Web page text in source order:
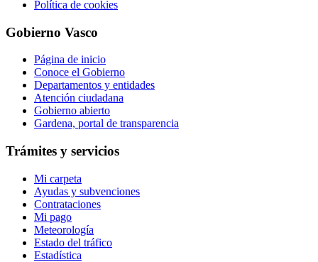
Política de cookies
Gobierno Vasco
Página de inicio
Conoce el Gobierno
Departamentos y entidades
Atención ciudadana
Gobierno abierto
Gardena, portal de transparencia
Trámites y servicios
Mi carpeta
Ayudas y subvenciones
Contrataciones
Mi pago
Meteorología
Estado del tráfico
Estadística